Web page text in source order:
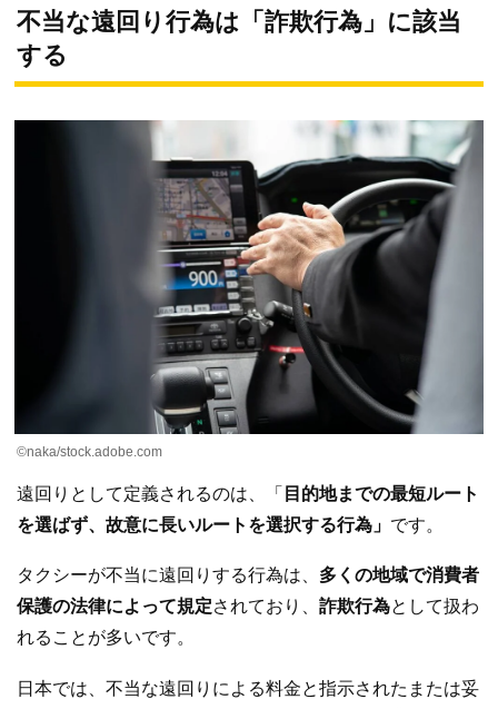
不当な遠回り行為は「詐欺行為」に該当
する
©︎naka/stock.adobe.com
遠回りとして定義されるのは、「 目的地までの最短ルート
を選ばず、故意に長いルートを選択する行為」 です。
タクシーが不当に遠回りする行為は、 多くの地域で消費者
保護の法律によって規定されており、 詐欺行為として扱わ
れることが多いです。
日本では、不当な遠回りによる料金と指示されたまたは妥